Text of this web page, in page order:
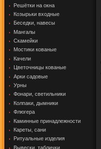
Решётки на окна
Козырьки входные
Беседки, навесы
Мангалы
Скамейки
Мостики кованые
Качели
Цветочницы кованые
Арки садовые
Урны
Фонари, светильники
Колпаки, дымники
Флюгера
Каминные принадлежности
Кареты, сани
Ритуальные изделия
Вывески, таблички